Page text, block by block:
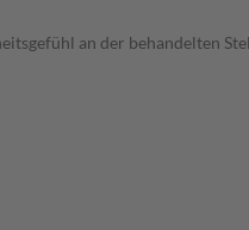
an der behandelten